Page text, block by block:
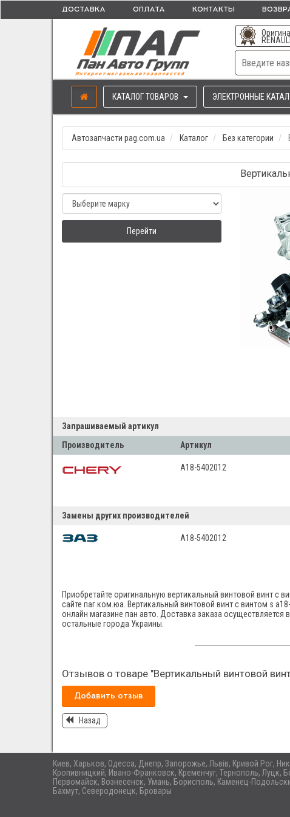
ДОСТАВКА ОПЛАТА КОНТАКТЫ
КАТАЛОГ ТОВАРОВ ЭЛЕКТРОННЫЕ
Автозапчасти pag.com.ua Каталог Без категории
Перейти
Запрашиваемый артикул
Производитель
Артикул
A18-5402012
Замены других производителей
A18-5402012
Приобретайте оригинальную вертикальный винтовой винт с
сайте паг.ком.юа. Вертикальный винтовой винт с винтом s
онлайн магазине пан авто. Доставка заказа
остальные города Украины.
Отзывов о товаре "Вертикальный винтовой
Добавить отзыв
Назад
Киев, Харьков, Одесса, Днепр, Запорожье, Львів, Кривой Рог,
Кропивницкий, Ивано-Франковск, Кременчуг, Тернополь, Луцк,
Первомайск, Вознесенск, Умань, Борисполь, Каменец-
Бахмут, Северодонецк, Бровары